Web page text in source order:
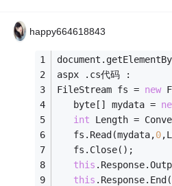
happy664618843
aspx .cs代码 :
FileStream fs = new
   byte[] mydata =
int Length =
   fs.Read(mydata,
0
   fs.Close();
this
this